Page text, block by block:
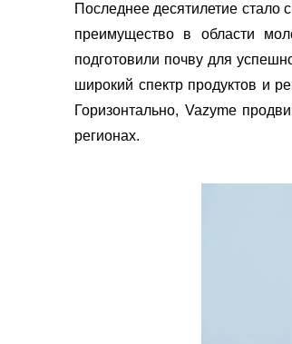
Последнее десятилетие стало
преимущество в области
подготовили почву для
широкий спектр продуктов и
Горизонтально, Vazyme
регионах.